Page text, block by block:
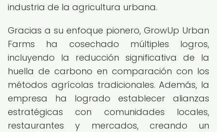
industria de la agricultura urbana.
Gracias a su enfoque pionero, GrowUp Urban
Farms ha cosechado múltiples logros,
incluyendo la reducción significativa de la
huella de carbono en comparación con los
métodos agrícolas tradicionales. Además, la
empresa ha logrado establecer alianzas
estratégicas con comunidades locales,
restaurantes y mercados, creando un